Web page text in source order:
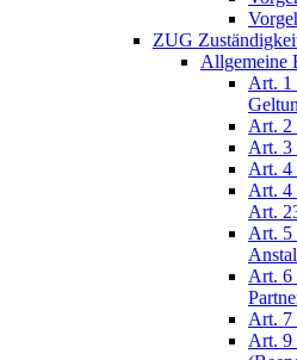
ZUG
Allgemeine
Art. 1
Art. 2
Art. 3
Art. 4
Art. 4
Art.
Art. 5
Art. 6
Art. 7
Art. 9